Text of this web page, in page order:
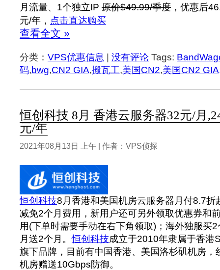
月流量、1个独立IP 原价$49.99/季度 ，优惠后
元/年， 点击直达购买
查看全文 »
分类： VPS优惠信息 没有评论 Tags:
码,bwg,CN2 GIA,搬瓦工,美国CN2,美国CN2 GIA
恒创科技 8月 香港云服务器32元/月
元/年
2021年08月13日 上午 | 作者：VPS侦探
恒创科技8月香港和美国机房云服务器月付8.7折
减免2个月费用，新用户还可另外领取优惠券和
用(下单时需要手动在右下角领取)；海外独服买
月送2个月。恒创科技成立于2010年隶属于香港
旗下品牌，目前有中国香港、美国洛杉矶机房，
机房赠送10Gbps防御。